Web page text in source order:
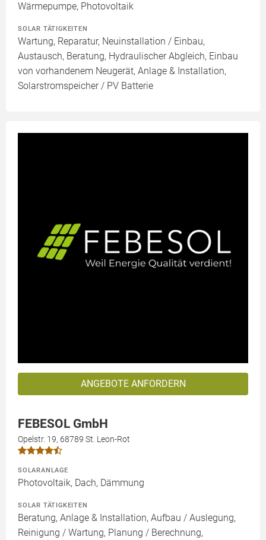
Wärmepumpe, Photovoltaik
SOLAR TÄTIGKEITEN
Wartung, Reparatur, Neuinstallation / Einbau,
Austausch, Beratung, Hydraulischer Abgleich, Einbau
von vorhandenem Neugerät, Anlage & Installation,
Solarstromspeicher / PV Batterie
ANGEBOTE ANFORDERN
FEBESOL GmbH
Opelstr. 19, 68789 St. Leon-Rot
SOLARANLAGE
Photovoltaik, Dach, Dämmung
SOLAR TÄTIGKEITEN
Beratung, Anlage & Installation, Aufbau / Auslegung,
Reinigung / Wartung, Planung / Berechnung,